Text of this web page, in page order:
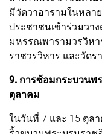
มีวัดวาอารามในหลา
ประชาชนเข้าร่วมวา
มหรรณพารามวรวิห
ราชวรวิหาร และวัดร
9. การซ้อมกระบวนพ
ตุลาคม
ในวันที่ 7 และ 15 ตุล